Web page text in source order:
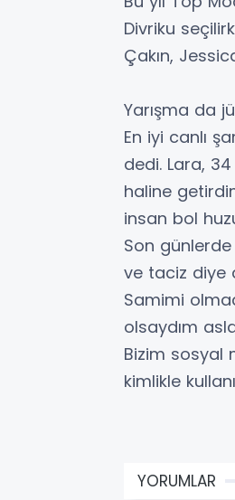
Divriku
Çakın,
Yarışma da
En iyi canlı
dedi. Lara,
haline
insan bol
Son
ve taciz diye
Samimi
olsaydım
Bizim sosyal
kimlikle
YORUMLAR